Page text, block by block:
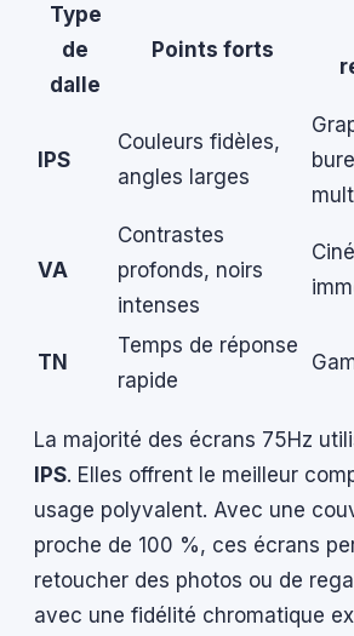
Type
de
dalle
Points forts
IPS
Couleurs fidèles,
angles larges
VA
Contrastes
profonds, noirs
intenses
TN
Temps de réponse
rapide
La majorité des écrans 75Hz
IPS. Elles offrent le meilleur
usage polyvalent. Avec une
proche de 100 %, ces écrans
retoucher des photos ou de
avec une fidélité chromatique